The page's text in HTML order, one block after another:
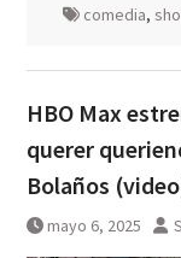
comedia,
HBO Max
querer
Bolaños
mayo 6, 2025